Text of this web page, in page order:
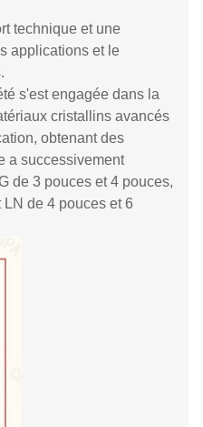
technique et une
applications et le
s'est engagée dans la
cristallins avancés
obtenant des
a successivement
de 3 pouces et 4 pouces,
de 4 pouces et 6